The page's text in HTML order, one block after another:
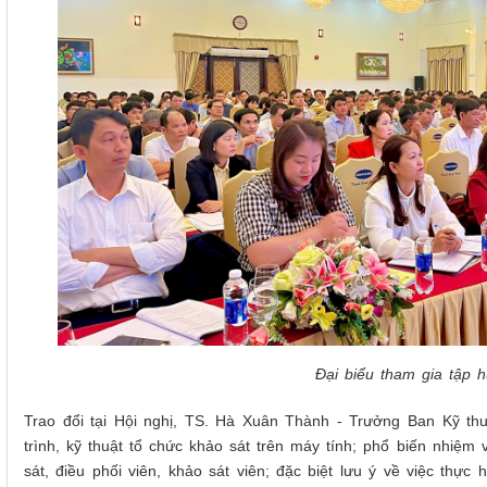
Đại biểu tham gia tập
Trao đổi tại Hội nghị, TS. Hà Xuân Thành - Trưởng Ban Kỹ
trình, kỹ thuật tổ chức khảo sát trên máy tính; phổ biến nhiệm
sát, điều phối viên, khảo sát viên; đặc biệt lưu ý về việc thực